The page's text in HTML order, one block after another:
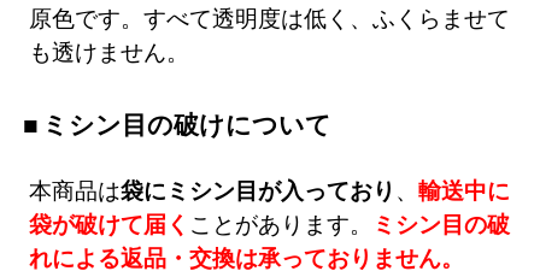
原色です。すべて透明度は低く、ふくらませて
も透けません。
ミシン目の破けについて
本商品は袋にミシン目が入っており 、輸送中に
袋が破けて届く ことがあります。
ミシン目の破
れによる返品・交換は承っておりません。